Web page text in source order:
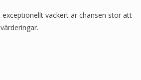
vackert är chansen stor att